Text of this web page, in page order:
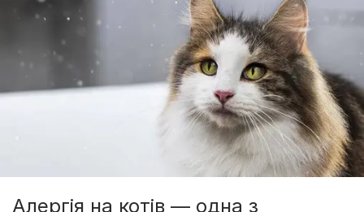
Алергія на котів — одна з